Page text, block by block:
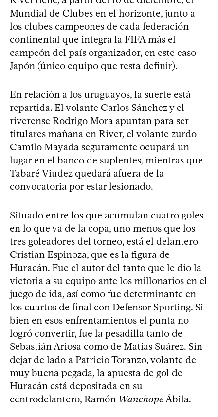
Mundial de Clubes en el horizonte, junto a
los clubes campeones de cada federación
continental que integra la FIFA más el
campeón del país organizador, en este caso
Japón (único equipo que resta definir).
En relación a los uruguayos, la suerte está
repartida. El volante Carlos Sánchez y el
riverense Rodrigo Mora apuntan para ser
titulares mañana en River, el volante zurdo
Camilo Mayada seguramente ocupará un
lugar en el banco de suplentes, mientras que
Tabaré Viudez quedará afuera de la
convocatoria por estar lesionado.
Situado entre los que acumulan cuatro goles
en lo que va de la copa, uno menos que los
tres goleadores del torneo, está el delantero
Cristian Espinoza, que es la figura de
Huracán. Fue el autor del tanto que le dio la
victoria a su equipo ante los millonarios en el
juego de ida, así como fue determinante en
los cuartos de final con Defensor Sporting. Si
bien en esos enfrentamientos el punta no
logró convertir, fue la pesadilla tanto de
Sebastián Ariosa como de Matías Suárez. Sin
dejar de lado a Patricio Toranzo, volante de
muy buena pegada, la apuesta de gol de
Huracán está depositada en su
centrodelantero, Ramón WanchopeÁbila.